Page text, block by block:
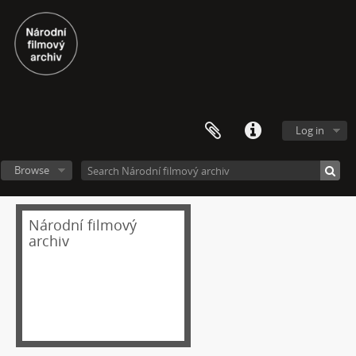
Log in
Browse
Národní filmový
archiv
[Fonds] Festivalové soutěžní výběry experimentálního filmu a videoartu
[Subseries] Spánková paralýza
[Subseries] The Commodity Catalogue
[Subseries] Vrána a vejce
[Subseries] Was ist Kunst?
[Subseries] Dělohy a mozky (Hm..fantasy)
[Subseries] Zákon času
[Subseries] Jeden sol v životě Curiosity